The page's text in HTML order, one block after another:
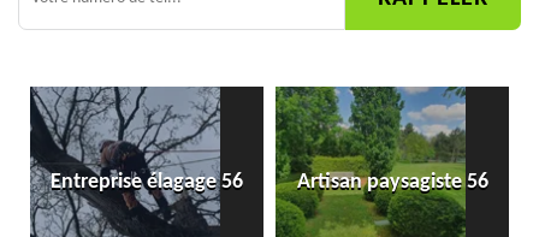
Entreprise élagage 56 Artisan paysagiste 56